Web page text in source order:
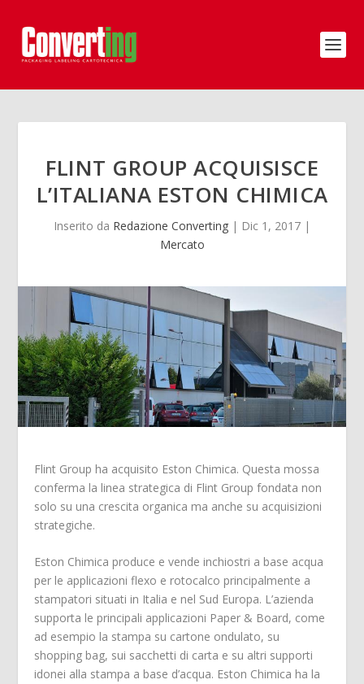
FLINT GROUP ACQUISISCE
L’ITALIANA ESTON CHIMICA
Inserito da Redazione Converting | Dic 1, 2017 |
Mercato
Flint Group ha acquisito Eston Chimica. Questa mossa
conferma la linea strategica di Flint Group fondata non
solo su una crescita organica ma anche su acquisizioni
strategiche.
Eston Chimica produce e vende inchiostri a base acqua
per le applicazioni flexo e rotocalco principalmente a
stampatori situati in Italia e nel Sud Europa. L’azienda
supporta le principali applicazioni Paper & Board, come
ad esempio la stampa su cartone ondulato, su
shopping bag, sui sacchetti di carta e su altri supporti
idonei alla stampa a base d’acqua. Eston Chimica ha la